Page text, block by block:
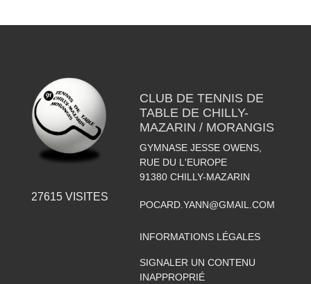
27615VISITES
CLUB DE TENNIS DE
TABLE DE CHILLY-
MAZARIN / MORANGIS
GYMNASE JESSE OWENS,
RUE DU L'EUROPE
91380 CHILLY-MAZARIN
POCARD.YANN@GMAIL.COM
INFORMATIONS LÉGALES
SIGNALER UN CONTENU
INAPPROPRIÉ